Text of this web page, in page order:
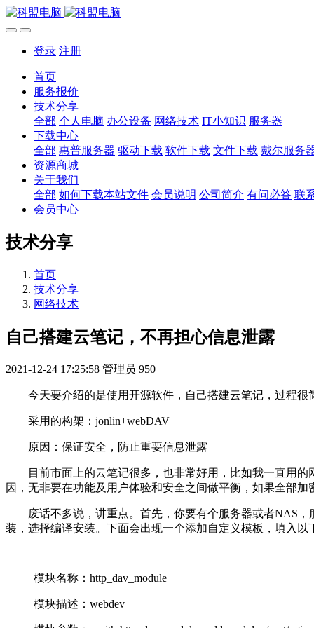
登录 注册
首页
服务报价
技术分享
全部 个人电脑 办公设备 网络技术 IT小知识 服务器
下载中心
全部 惠普服务器 驱动下载 软件下载 文件下载 戴尔服务
资源商城
关于我们
全部 如何下载本站文件 会员说明 公司简介 有问必答 联
会员中心
技术分享
首页
技术分享
网络技术
自己搭建云笔记，不再担心信息泄露
2021-12-24 17:25:58 管理员 950
今天要介绍的是使用开源软件，自己搭建云笔记，过程很
采用的构架：jonlin+webDAV
原因：保证安全，防止重要信息泄露
目前市面上的云笔记很多，也非常好用，比如我一直用
因，无非要在功能及用户体验和安全之间做平衡，如果全部
废话不多说，讲重点。首先，你要有个服务器或者NAS
装，选择编译安装。下面会出现一个添加自定义模板，填入以
模块名称：http_dav_module
模块描述：webdev